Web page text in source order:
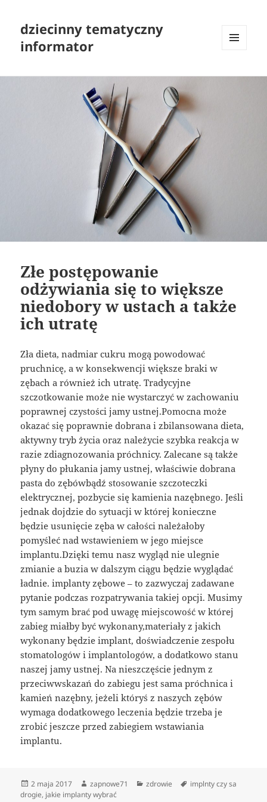
dziecinny tematyczny
informator
WIDGETY
Złe postępowanie
odżywiania się to większe
niedobory w ustach a także
ich utratę
Zła dieta, nadmiar cukru mogą powodować
pruchnicę, a w konsekwencji większe braki w
zębach a również ich utratę. Tradycyjne
szczotkowanie może nie wystarczyć w zachowaniu
poprawnej czystości jamy ustnej.Pomocna może
okazać się poprawnie dobrana i zbilansowana dieta,
aktywny tryb życia oraz należycie szybka reakcja w
razie zdiagnozowania próchnicy. Zalecane są także
płyny do płukania jamy ustnej, właściwie dobrana
pasta do zębówbądź stosowanie szczoteczki
elektrycznej, pozbycie się kamienia nazębnego. Jeśli
jednak dojdzie do sytuacji w której konieczne
będzie usunięcie zęba w całości należałoby
pomyśleć nad wstawieniem w jego miejsce
implantu.Dzięki temu nasz wygląd nie ulegnie
zmianie a buzia w dalszym ciągu będzie wyglądać
ładnie. implanty zębowe – to zazwyczaj zadawane
pytanie podczas rozpatrywania takiej opcji. Musimy
tym samym brać pod uwagę miejscowość w której
zabieg miałby być wykonany,materiały z jakich
wykonany będzie implant, doświadczenie zespołu
stomatologów i implantologów, a dodatkowo stanu
naszej jamy ustnej. Na nieszczęście jednym z
przeciwwskazań do zabiegu jest sama próchnica i
kamień nazębny, jeżeli któryś z naszych zębów
wymaga dodatkowego leczenia będzie trzeba je
zrobić jeszcze przed zabiegiem wstawiania
implantu.
Data
publikacji
2 maja 2017 Autor
zapnowe71 Kategorie
zdrowie Tagi
implnty czy sa
drogie, jakie implanty wybrać